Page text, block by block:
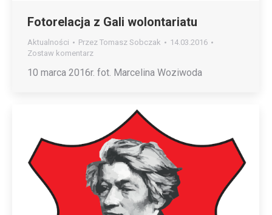
Fotorelacja z Gali wolontariatu
Aktualności Przez Tomasz Sobczak
14.03.2016
Zostaw komentarz
10 marca 2016r. fot. Marcelina Woziwoda